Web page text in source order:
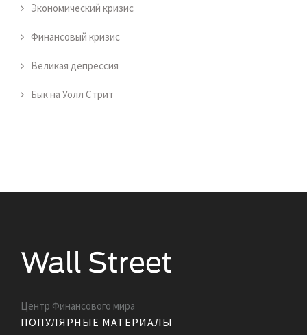
Экономический кризис
Финансовый кризис
Великая депрессия
Бык на Уолл Стрит
Центр Финансового мира
ПОПУЛЯРНЫЕ МАТЕРИАЛЫ